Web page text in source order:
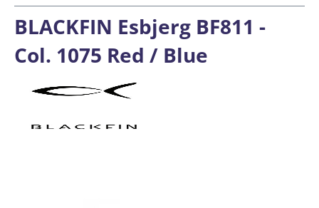
BLACKFIN Esbjerg BF811 -
Col. 1075 Red / Blue